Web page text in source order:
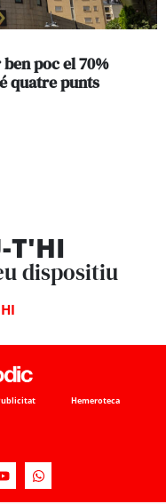
poc el 70%
quatre punts
T'HI
dispositiu
Hemeroteca